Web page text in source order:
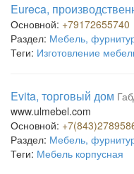
Eureca,
Основной: +79172655740
Раздел: Мебель,
Теги: Изготовление
Evita, торговый дом
www.ulmebel.com
Основной:
Раздел: Мебель,
Теги: Мебель корпусная